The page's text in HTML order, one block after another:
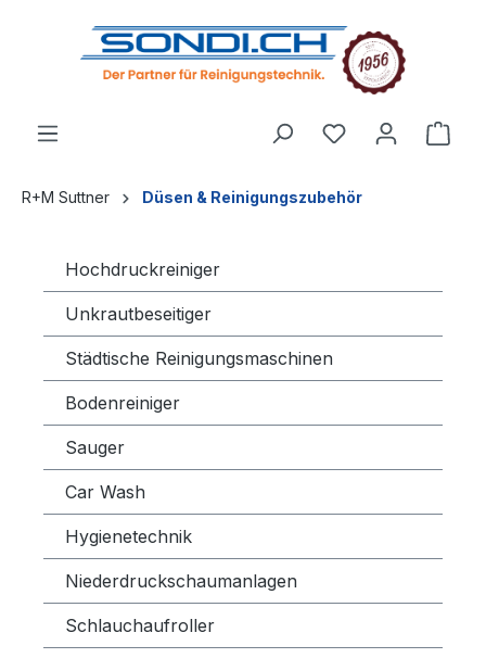
springen
R+M Suttner Düsen & Reinigungszubehör
Hochdruckreiniger
Unkrautbeseitiger
Städtische Reinigungsmaschinen
Bodenreiniger
Sauger
Car Wash
Hygienetechnik
Niederdruckschaumanlagen
Schlauchaufroller